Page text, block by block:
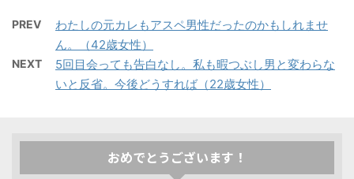
PREV
わたしの元カレもアスペ男性だったのかもしれませ
ん。（42歳女性）
NEXT
5回目会っても告白なし。私も暇つぶし男と変わらな
いと反省。今後どうすれば（22歳女性）
おめでとうございます！